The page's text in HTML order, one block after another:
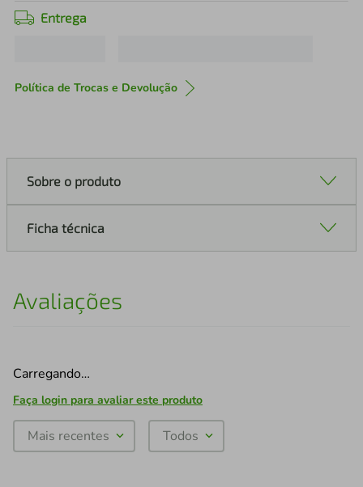
Entrega
Política de Trocas e Devolução
Sobre o produto
Ficha técnica
Avaliações
Carregando…
Faça login para avaliar este produto
Mais recentes Todos